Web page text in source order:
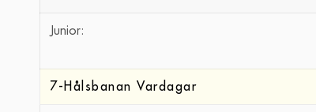
Junior:
7-Hålsbanan Vardagar